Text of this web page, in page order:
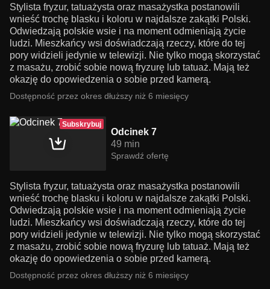
Stylista fryzur, tatuażysta oraz masażystka postanowili
wnieść trochę blasku i koloru w najdalsze zakątki Polski.
Odwiedzają polskie wsie i na moment odmieniają życie
ludzi. Mieszkańcy wsi doświadczają rzeczy, które do tej
pory widzieli jedynie w telewizji. Nie tylko mogą skorzystać
z masażu, zrobić sobie nową fryzurę lub tatuaż. Mają też
okazję do opowiedzenia o sobie przed kamerą.
Dostępność przez okres dłuższy niż 6 miesięcy
Subskrybuj
Odcinek 7
49 min
Sprawdź ofertę
Stylista fryzur, tatuażysta oraz masażystka postanowili
wnieść trochę blasku i koloru w najdalsze zakątki Polski.
Odwiedzają polskie wsie i na moment odmieniają życie
ludzi. Mieszkańcy wsi doświadczają rzeczy, które do tej
pory widzieli jedynie w telewizji. Nie tylko mogą skorzystać
z masażu, zrobić sobie nową fryzurę lub tatuaż. Mają też
okazję do opowiedzenia o sobie przed kamerą.
Dostępność przez okres dłuższy niż 6 miesięcy